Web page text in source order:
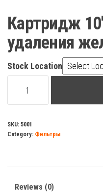
Картридж
удаления
Stock Location
для
удаления
SKU: 5001
Category: Фильтры
Reviews (0)